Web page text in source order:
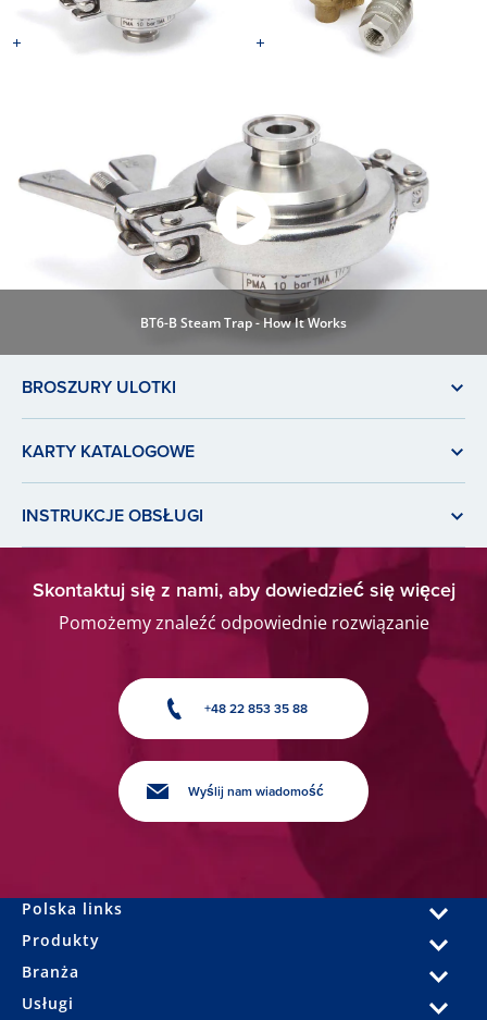
BT6-B Steam Trap - How It Works
BROSZURY ULOTKI
KARTY KATALOGOWE
INSTRUKCJE OBSŁUGI
Skontaktuj się z nami, aby dowiedzieć się więcej
Pomożemy znaleźć odpowiednie rozwiązanie
+48 22 853 35 88
Wyślij nam wiadomość
Polska links
Produkty
Branża
Usługi